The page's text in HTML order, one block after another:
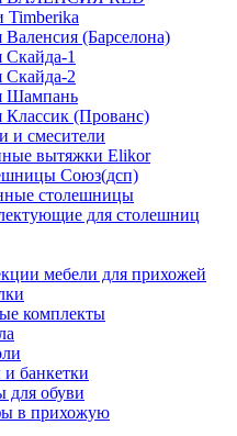
Timberika
Валенсия (Барселона)
Скайда-1
Скайда-2
Шампань
Классик (Прованс)
и смесители
вытяжки Elikor
Союз(дсп)
столешницы
для столешниц
мебели для прихожей
комплекты
банкетки
для обуви
в прихожую